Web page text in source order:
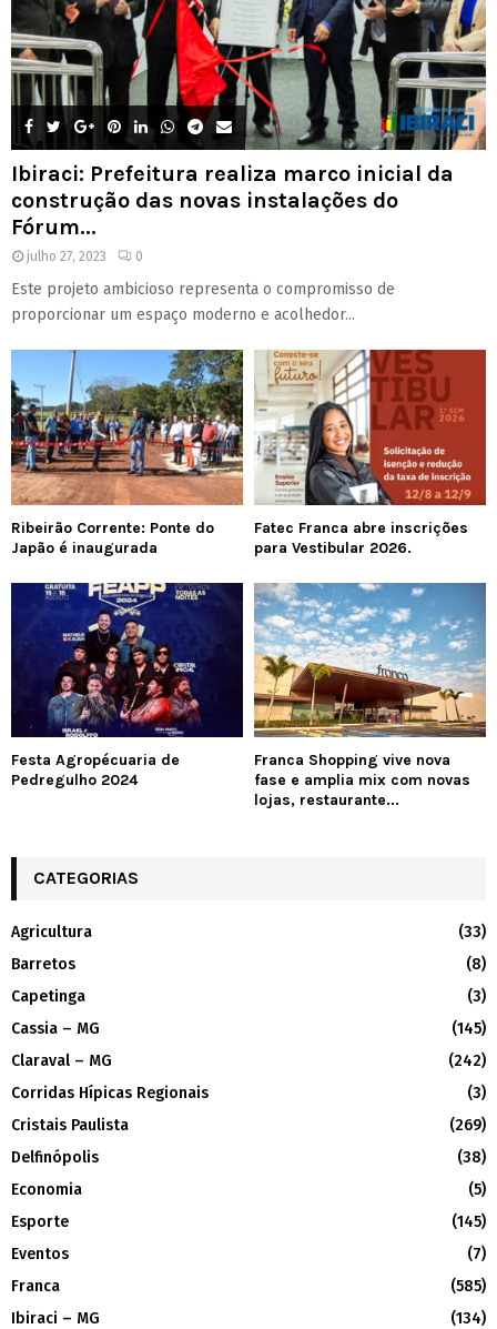
Ibiraci: Prefeitura realiza marco inicial da
construção das novas instalações do
Fórum...
julho 27, 2023 0
Este projeto ambicioso representa o compromisso de
proporcionar um espaço moderno e acolhedor...
Ribeirão Corrente: Ponte do
Japão é inaugurada
Fatec Franca abre inscrições
para Vestibular 2026.
Festa Agropécuaria de
Pedregulho 2024
Franca Shopping vive nova
fase e amplia mix com novas
lojas, restaurante...
CATEGORIAS
Agricultura
(33)
Barretos
(8)
Capetinga
(3)
Cassia – MG
(145)
Claraval – MG
(242)
Corridas Hípicas Regionais
(3)
Cristais Paulista
(269)
Delfinópolis
(38)
Economia
(5)
Esporte
(145)
Eventos
(7)
Franca
(585)
Ibiraci – MG
(134)